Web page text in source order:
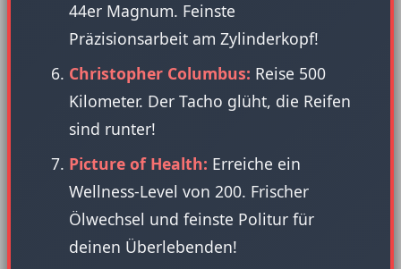
44er Magnum. Feinste
Präzisionsarbeit am Zylinderkopf!
Christopher Columbus: Reise 500
Kilometer. Der Tacho glüht, die Reifen
sind runter!
Picture of Health: Erreiche ein
Wellness-Level von 200. Frischer
Ölwechsel und feinste Politur für
deinen Überlebenden!